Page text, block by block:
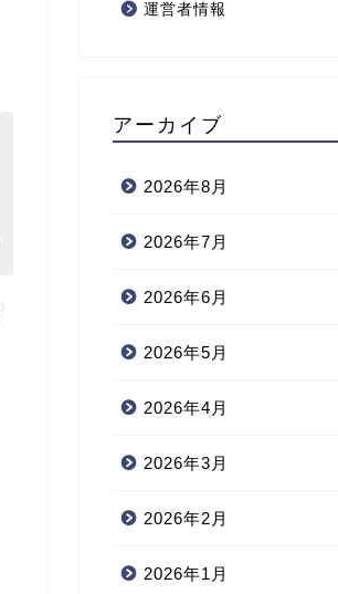
運営者情報
アーカイブ
2026年8月
2026年7月
2026年6月
2026年5月
2026年4月
2026年3月
2026年2月
2026年1月